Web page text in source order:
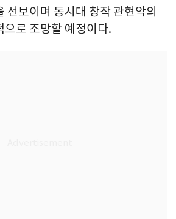
선보이며 동시대 창작 관현악의
으로 조망할 예정이다.